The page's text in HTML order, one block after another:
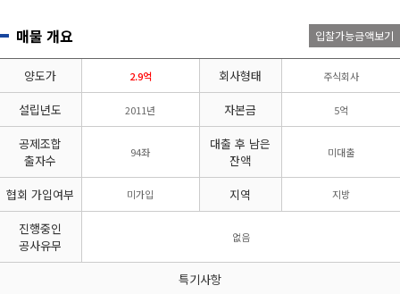
붕
건축물조립공
사업
설계시공업
문기관/
안전점검전
문기관
지하수개발
매물 개요 입찰가능금액보기
양도가 2.9억 회사형태 주식회사
설립년도 2011년 자본금 5억
공제조합
출자수
94좌
대출 후 남은
잔액
미대출
협회 가입여부 미가입 지역 지방
진행중인
공사유무
없음
특기사항